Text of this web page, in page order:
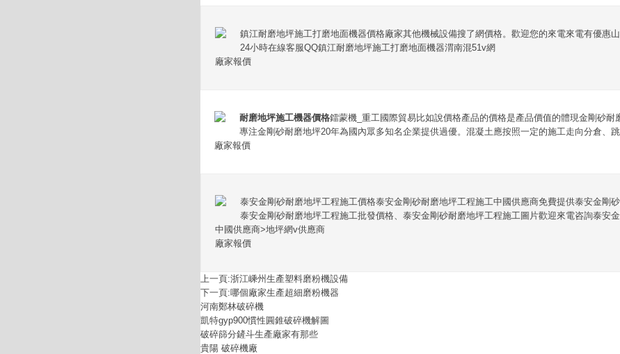
鎮江耐磨地坪施工打磨地面機器價格廠家其他機械設備搜了網價格。歡迎您的來電來電有優惠
24小時在線客服QQ鎮江耐磨地坪施工打磨地面機器渭南混51v網
廠家報價
耐磨地坪施工機器價格鐳蒙機_重工國際貿易比如說價格產品的價格是產品價值的體現金剛砂耐
專注金剛砂耐磨地坪20年為國內眾多知名企業提供過優。混凝土應按照一定的施工走向分倉、
廠家報價
泰安金剛砂耐磨地坪工程施工價格泰安金剛砂耐磨地坪工程施工中國供應商免費提供泰安金剛砂
泰安金剛砂耐磨地坪工程施工批發價格、泰安金剛砂耐磨地坪工程施工圖片歡迎來電咨詢泰安
中國供應商>地坪網v供應商
廠家報價
上一頁:浙江嵊州生產塑料磨粉機設備
下一頁:哪個廠家生產超細磨粉機器
河南鄭林破碎機
凱特gyp900慣性圓錐破碎機解圖
破碎篩分鏟斗生產廠家有那些
貴陽 破碎機廠